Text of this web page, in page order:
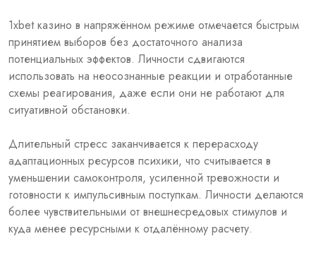
1xbet казино в напряжённом режиме отмечается быстрым
принятием выборов без достаточного анализа
потенциальных эффектов. Личности сдвигаются
использовать на неосознанные реакции и отработанные
схемы реагирования, даже если они не работают для
ситуативной обстановки.
Длительный стресс заканчивается к перерасходу
адаптационных ресурсов психики, что считывается в
уменьшении самоконтроля, усиленной тревожности и
готовности к импульсивным поступкам. Личности делаются
более чувствительными от внешнесредовых стимулов и
куда менее ресурсными к отдалённому расчету.